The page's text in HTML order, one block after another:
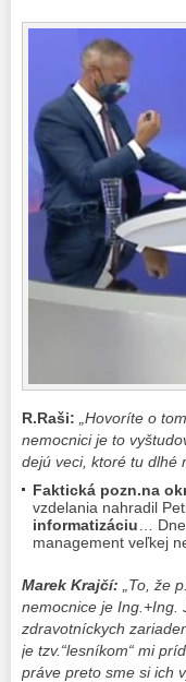
R.Raši: „Hovoríte o
nemocnici je to
dejú veci, ktoré tu dlhé
Faktická pozn.na
vzdelania nahradil
informatizáciu …
management veľkej
Marek Krajčí: „To, že
nemocnice je Ing.+Ing.
zdravotníckych
je tzv.“lesníkom“ mi
práve preto sme si ich